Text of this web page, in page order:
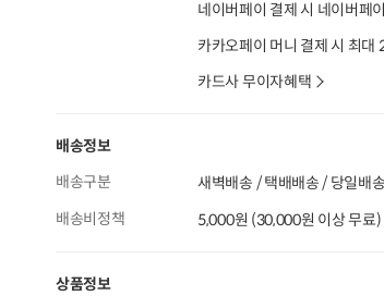
네이버페이 결제 시 네이버페
카카오페이 머니 결제 시 최대
카드사 무이자혜택
배송정보
배송구분
새벽배송 / 택배배송 / 당일배송
배송비정책
5,000원 (30,000원 이상 무료)
상품정보